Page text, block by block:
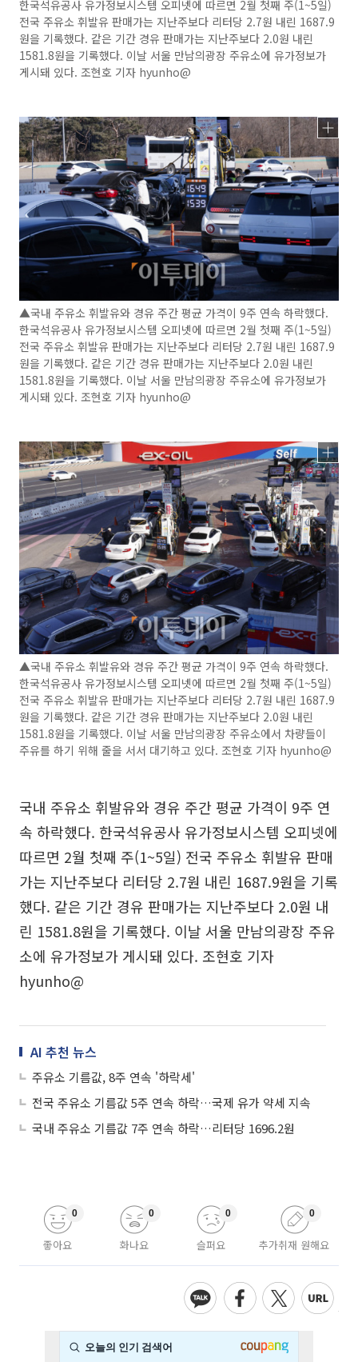
한국석유공사 유가정보시스템 오피넷에 따르면 2월 첫째 주(1~5일)
전국 주유소 휘발유 판매가는 지난주보다 리터당 2.7원 내린 1687.9
원을 기록했다. 같은 기간 경유 판매가는 지난주보다 2.0원 내린
1581.8원을 기록했다. 이날 서울 만남의광장 주유소에 유가정보가
게시돼 있다. 조현호 기자 hyunho@
▲국내 주유소 휘발유와 경유 주간 평균 가격이 9주 연속 하락했다.
한국석유공사 유가정보시스템 오피넷에 따르면 2월 첫째 주(1~5일)
전국 주유소 휘발유 판매가는 지난주보다 리터당 2.7원 내린 1687.9
원을 기록했다. 같은 기간 경유 판매가는 지난주보다 2.0원 내린
1581.8원을 기록했다. 이날 서울 만남의광장 주유소에 유가정보가
게시돼 있다. 조현호 기자 hyunho@
▲국내 주유소 휘발유와 경유 주간 평균 가격이 9주 연속 하락했다.
한국석유공사 유가정보시스템 오피넷에 따르면 2월 첫째 주(1~5일)
전국 주유소 휘발유 판매가는 지난주보다 리터당 2.7원 내린 1687.9
원을 기록했다. 같은 기간 경유 판매가는 지난주보다 2.0원 내린
1581.8원을 기록했다. 이날 서울 만남의광장 주유소에서 차량들이
주유를 하기 위해 줄을 서서 대기하고 있다. 조현호 기자 hyunho@
국내 주유소 휘발유와 경유 주간 평균 가격이 9주 연
속 하락했다. 한국석유공사 유가정보시스템 오피넷에
따르면 2월 첫째 주(1~5일) 전국 주유소 휘발유 판매
가는 지난주보다 리터당 2.7원 내린 1687.9원을 기록
했다. 같은 기간 경유 판매가는 지난주보다 2.0원 내
린 1581.8원을 기록했다. 이날 서울 만남의광장 주유
소에 유가정보가 게시돼 있다. 조현호 기자
hyunho@
AI 추천 뉴스
주유소 기름값, 8주 연속 '하락세'
전국 주유소 기름값 5주 연속 하락…국제 유가 약세 지속
국내 주유소 기름값 7주 연속 하락…리터당 1696.2원
좋아요
0
화나요
0
슬퍼요
0
추가취재 원해요
0